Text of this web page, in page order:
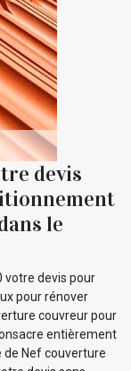
devis
le
votre devis pour
pour rénover
couvreur pour
entièrement
de Nef couverture